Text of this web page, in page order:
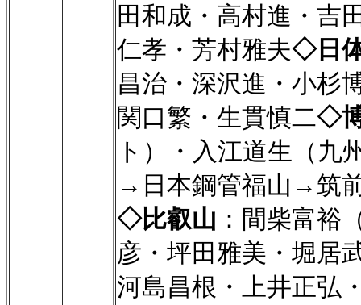
田和成・高村進・吉
仁孝・芳村雅夫◇日
昌治・深沢進・小杉
関口繁・生貫慎二◇
ト）・入江道生（
→日本鋼管福山→筑
◇比叡山 ：間柴富
彦・坪田雅美・堀居
河島昌根・上井正弘